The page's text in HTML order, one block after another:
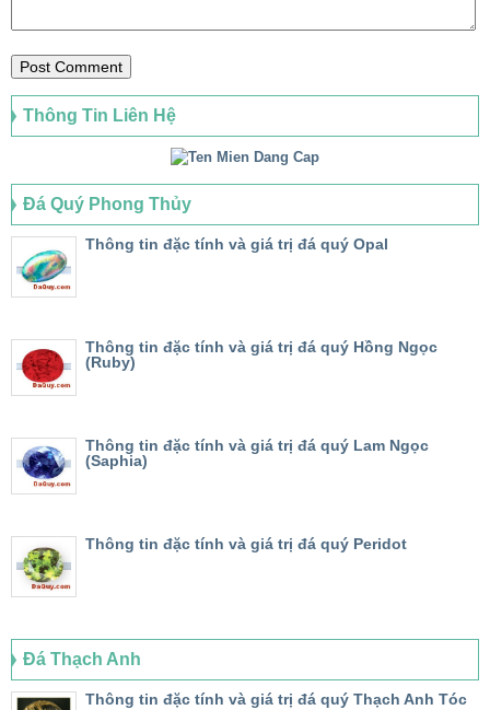
Thông Tin Liên Hệ
Đá Quý Phong Thủy
Thông tin đặc tính và giá trị đá quý Opal
Thông tin đặc tính và giá trị đá quý Hồng Ngọc
(Ruby)
Thông tin đặc tính và giá trị đá quý Lam Ngọc
(Saphia)
Thông tin đặc tính và giá trị đá quý Peridot
Đá Thạch Anh
Thông tin đặc tính và giá trị đá quý Thạch Anh Tóc